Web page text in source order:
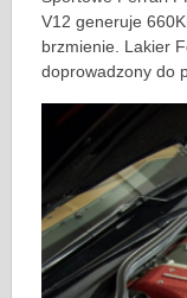
V12 generuje
brzmienie. Lakier
doprowadzony do